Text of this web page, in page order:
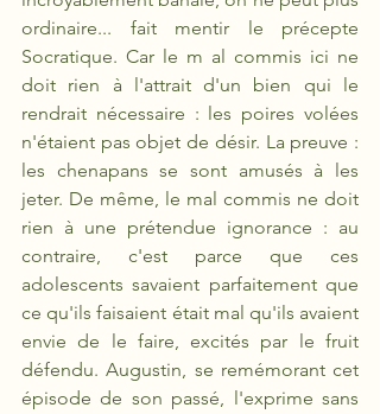
ordinaire... fait mentir le précepte
Socratique. Car le m al commis ici ne
doit rien à l'attrait d'un bien qui le
rendrait nécessaire : les poires volées
n'étaient pas objet de désir. La preuve :
les chenapans se sont amusés à les
jeter. De même, le mal commis ne doit
rien à une prétendue ignorance : au
contraire, c'est parce que ces
adolescents savaient parfaitement que
ce qu'ils faisaient était mal qu'ils avaient
envie de le faire, excités par le fruit
défendu. Augustin, se remémorant cet
épisode de son passé, l'exprime sans